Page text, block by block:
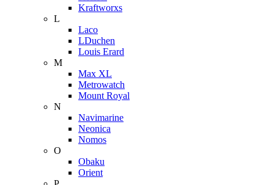
Kraftworxs
L
Laco
LDuchen
Louis Erard
M
Max XL
Metrowatch
Mount Royal
N
Navimarine
Neonica
Nomos
O
Obaku
Orient